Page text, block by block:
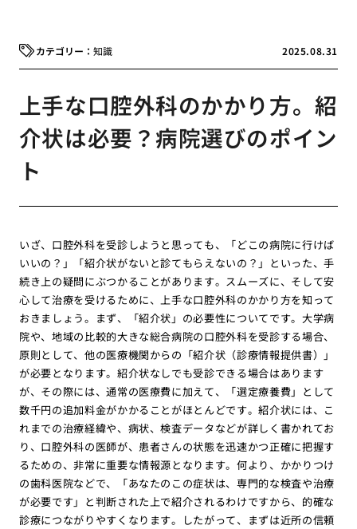
2025.08.31
知識
上手な口腔外科のかかり方。紹
介状は必要？病院選びのポイン
ト
いざ、口腔外科を受診しようと思っても、「どこの病院に行けば
いいの？」「紹介状がないと診てもらえないの？」といった、手
続き上の疑問にぶつかることがあります。スムーズに、そして安
心して治療を受けるために、上手な口腔外科のかかり方を知って
おきましょう。まず、「紹介状」の必要性についてです。大学病
院や、地域の比較的大きな総合病院の口腔外科を受診する場合、
原則として、他の医療機関からの「紹介状（診療情報提供書）」
が必要となります。紹介状なしでも受診できる場合はあります
が、その際には、通常の医療費に加えて、「選定療養費」として
数千円の追加料金がかかることがほとんどです。紹介状には、こ
れまでの治療経緯や、病状、検査データなどが詳しく書かれてお
り、口腔外科の医師が、患者さんの状態を迅速かつ正確に把握す
るための、非常に重要な情報源となります。何より、かかりつけ
の歯科医院などで、「あなたのこの症状は、専門的な検査や治療
が必要です」と判断された上で紹介されるわけですから、的確な
診療につながりやすくなります。したがって、まずは近所の信頼